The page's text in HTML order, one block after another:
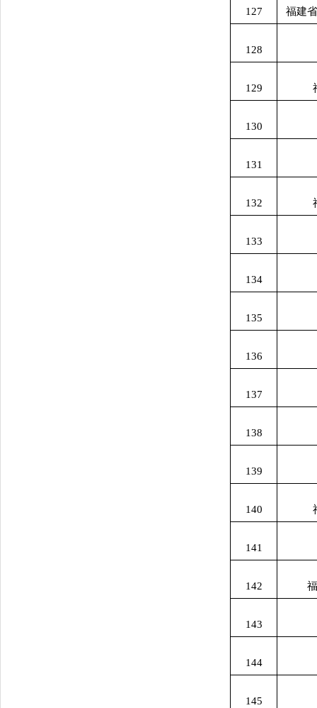
127 福建
128
129
130
131
132
133
134
135
136
137
138
139
140
141
142
143
144
145